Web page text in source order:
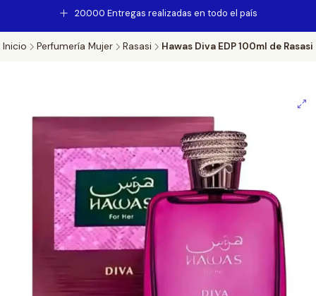
20.000 Entregas realizadas en todo el país
Inicio Perfumería Mujer Rasasi Hawas Diva EDP 100ml de Rasasi